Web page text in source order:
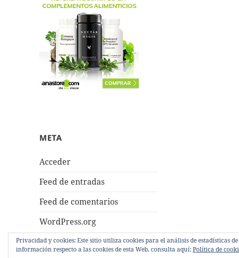
META
Acceder
Feed de entradas
Feed de comentarios
WordPress.org
Privacidad y cookies: Este sitio utiliza cookies para el análisis de estadísticas
información respecto a las cookies de esta Web, consulta aquí:Política de